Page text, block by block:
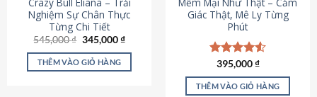
Crazy Bull Eliana – Trải
Nghiệm Sự Chân Thực
Từng Chi Tiết
545,000₫ Giá
là:
545,000 ₫.
345,000₫Giá
tại
THÊM VÀO GIỎ HÀNG
Mềm Mại Như Thật – Cảm
Giác Thật, Mê Ly Từng
Phút
Được xếp
hạng4.53
5 sao
395,000₫
THÊM VÀO GIỎ HÀNG